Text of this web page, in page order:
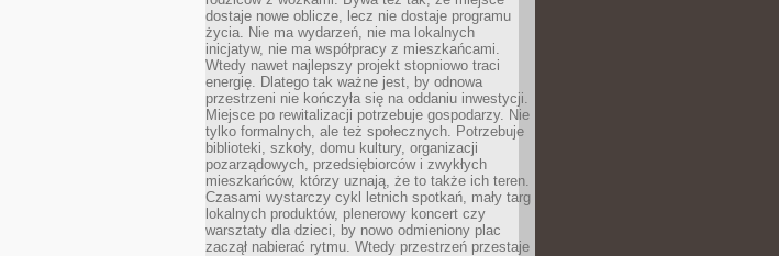
dostaje nowe oblicze, lecz nie dostaje programu
życia. Nie ma wydarzeń, nie ma lokalnych
inicjatyw, nie ma współpracy z mieszkańcami.
Wtedy nawet najlepszy projekt stopniowo traci
energię. Dlatego tak ważne jest, by odnowa
przestrzeni nie kończyła się na oddaniu inwestycji.
Miejsce po rewitalizacji potrzebuje gospodarzy. Nie
tylko formalnych, ale też społecznych. Potrzebuje
biblioteki, szkoły, domu kultury, organizacji
pozarządowych, przedsiębiorców i zwykłych
mieszkańców, którzy uznają, że to także ich teren.
Czasami wystarczy cykl letnich spotkań, mały targ
lokalnych produktów, plenerowy koncert czy
warsztaty dla dzieci, by nowo odmieniony plac
zaczął nabierać rytmu. Wtedy przestrzeń przestaje